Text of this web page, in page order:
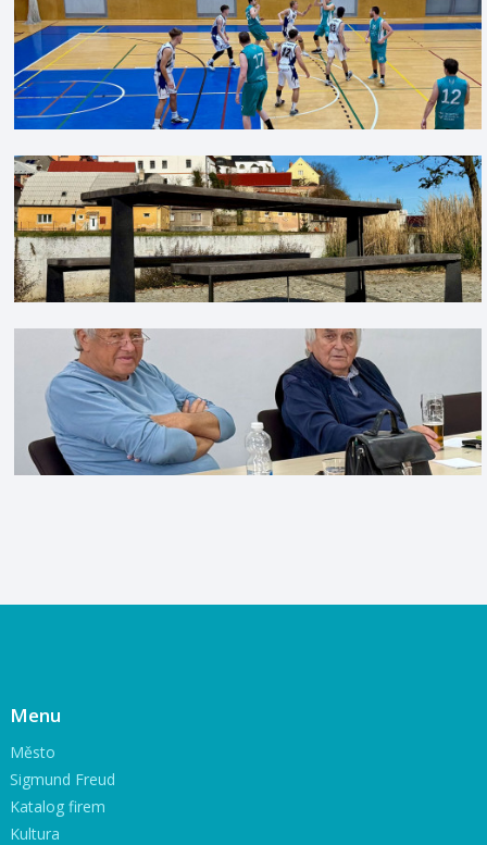
Menu
Město
Sigmund Freud
Katalog firem
Kultura